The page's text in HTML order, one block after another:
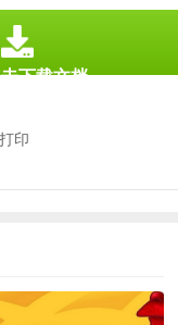
印
下载文档